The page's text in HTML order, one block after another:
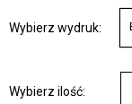
Wybierz wydruk:
Wybierz ilość: